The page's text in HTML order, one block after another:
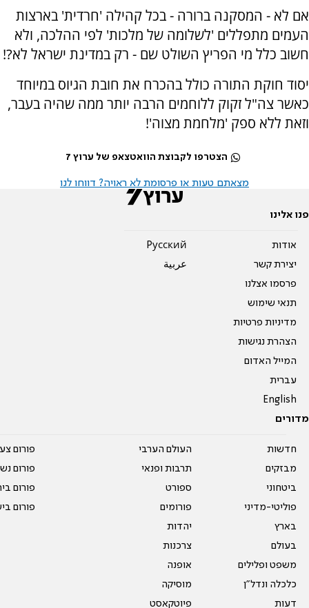
אם לא - המסקנה ברורה - בכל קהילה 'חרדית' בארצות
העמים מתפללים 'לשלומה של מלכות' לפי ההלכה, ולא
חשוב כלל מי הפריץ השולט שם - רק במדינת ישראל לא?!
יסוד חוקת התורה כולל בהכרח את חובת הגיוס במיוחד
כאשר צה"ל זקוק ללוחמים הרבה יותר ממה שהיה בעבר,
וזאת ללא ספק 'מלחמת מצוה'!
הצטרפו לקבוצת הוואטצאפ של ערוץ 7
מצאתם טעות או פרסומת לא ראויה? דווחו לנו
פנו אלינו
אודות
יצירת קשר
פרסמו אצלנו
תנאי שימוש
מדיניות פרטיות
הצהרת נגישות
המייל האדום
עברית
English
Pусский
عربية
מדורים
חדשות
מבזקים
ביטחוני
פוליטי-מדיני
בארץ
בעולם
משפט ופלילים
כלכלה ונדל"ן
דעות
העולם הערבי
תרבות ופנאי
ספורט
פורומים
יהדות
צרכנות
אופנה
מוסיקה
פיוטקאסט
פורום
פורום
פורום
פורום